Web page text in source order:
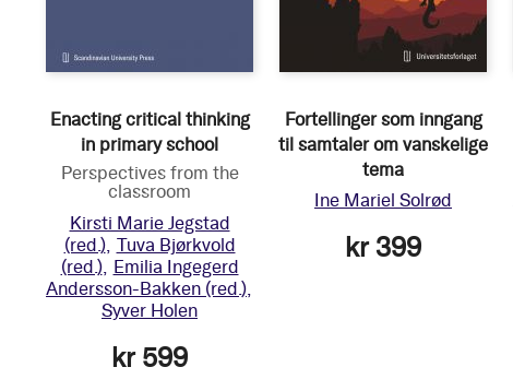
Enacting critical thinking
in primary school
Perspectives from the
classroom
Kirsti Marie Jegstad
(red.) Tuva Bjørkvold
(red.) Emilia Ingegerd
Andersson-Bakken (red.)
Syver Holen
kr 599
Fortellinger som inngang
til samtaler om vanskelige
tema
Ine Mariel Solrød
kr 399